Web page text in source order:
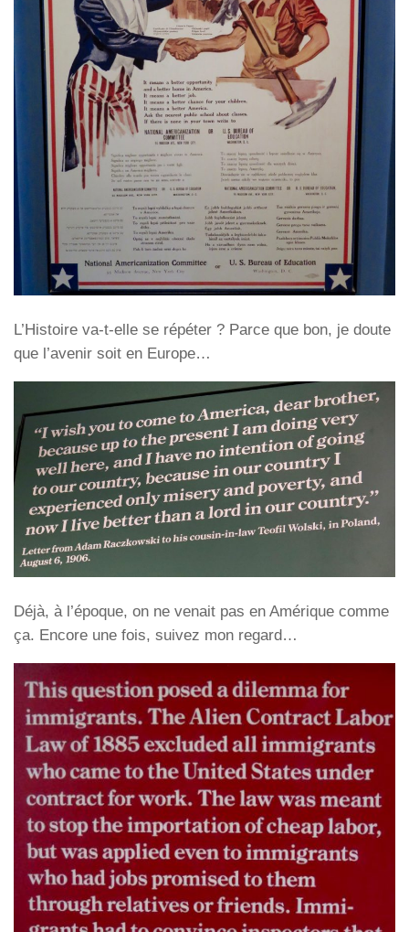
L’Histoire va-t-elle se répéter ? Parce que bon, je doute
que l’avenir soit en Europe…
Déjà, à l’époque, on ne venait pas en Amérique comme
ça. Encore une fois, suivez mon regard…